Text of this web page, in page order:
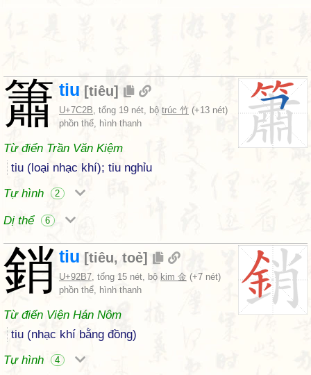
簫 tiu [tiêu]
U+7C2B, tổng 19 nét, bộ trúc 竹 (+13 nét)
phồn thể, hình thanh
Từ điển Trần Văn Kiệm
tiu (loại nhạc khí); tiu nghỉu
Tự hình
2
Dị thể 6
銷 tiu [tiêu, toẻ]
U+92B7, tổng 15 nét, bộ kim 金 (+7 nét)
phồn thể, hình thanh
Từ điển Viện Hán Nôm
tiu (nhạc khí bằng đồng)
Tự hình
4